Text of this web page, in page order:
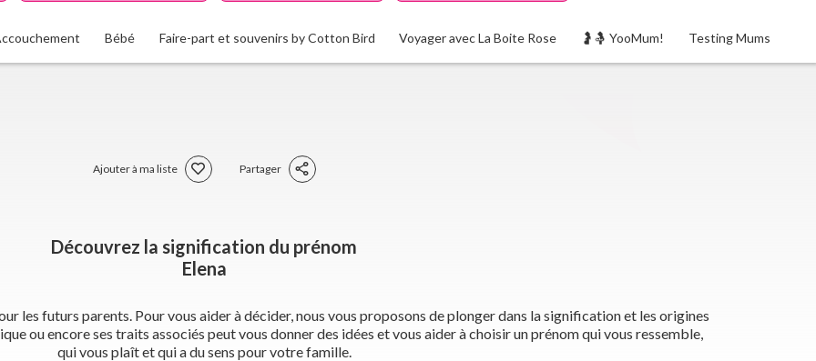
Bébé Faire-part et souvenirs by Cotton Bird Voyager avec La Boite Rose 🤰🤱 YooMum! Testing Mums
Ajouter à ma liste Partager
Découvrez la signification du prénom
Elena
les futurs parents. Pour vous aider à décider, nous vous proposons de plonger dans la signification et les origines
ou encore ses traits associés peut vous donner des idées et vous aider à choisir un prénom qui vous ressemble,
qui vous plaît et qui a du sens pour votre famille.